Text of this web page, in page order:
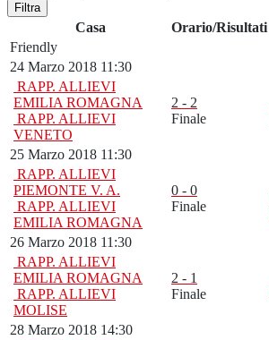
Filtra
Casa Orario/Risultati
Friendly
24 Marzo 2018 11:30
RAPP. ALLIEVI
EMILIA ROMAGNA
RAPP. ALLIEVI
VENETO
2 - 2
Finale
25 Marzo 2018 11:30
RAPP. ALLIEVI
PIEMONTE V. A.
RAPP. ALLIEVI
EMILIA ROMAGNA
0 - 0
Finale
26 Marzo 2018 11:30
RAPP. ALLIEVI
EMILIA ROMAGNA
RAPP. ALLIEVI
MOLISE
2 - 1
Finale
28 Marzo 2018 14:30